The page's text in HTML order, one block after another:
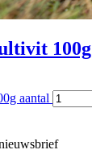
100g
aantal